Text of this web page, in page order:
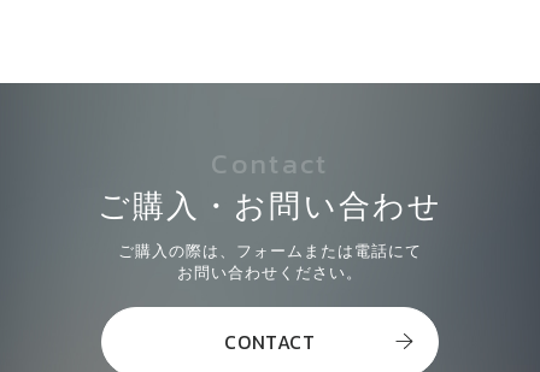
Contact
ご購入・お問い合わせ
ご購入の際は、フォームまたは電話にて
お問い合わせください。
CONTACT